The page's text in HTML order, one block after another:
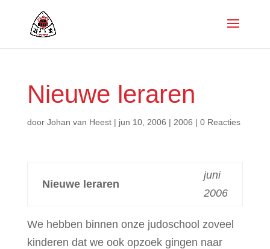
Nieuwe leraren
door Johan van Heest| jun 10, 2006 | 2006 | 0 Reacties
Nieuwe leraren
juni
2006
We hebben binnen onze judoschool zoveel
kinderen dat we ook opzoek gingen naar